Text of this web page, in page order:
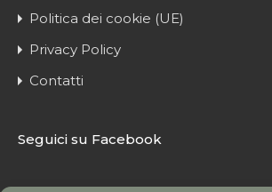
Politica dei cookie (UE)
Privacy Policy
Contatti
Seguici su Facebook